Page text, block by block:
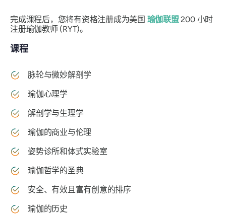
完成课程后，您将有资格注册成为美国 瑜伽联盟200 小时
注册瑜伽教师 (RYT)。
课程
脉轮与微妙解剖学
瑜伽心理学
解剖学与生理学
瑜伽的商业与伦理
姿势诊所和体式实验室
瑜伽哲学的圣典
安全、有效且富有创意的排序
瑜伽的历史